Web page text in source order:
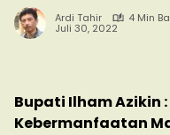
Ardi Tahir 4 Min
Juli 30, 2022
Bupati Ilham Azikin
Kebermanfaatan